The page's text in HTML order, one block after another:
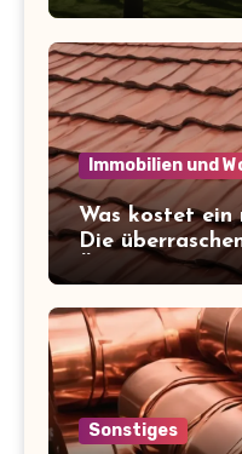
Immobilien und
Was kostet ein
Die
Überblick!
Sonstiges